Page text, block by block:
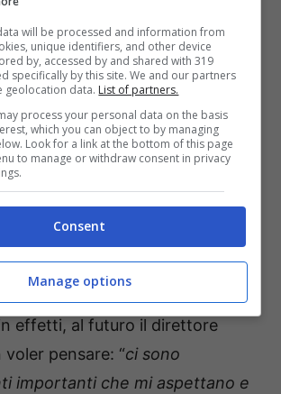
addio al GF? Intanto il direttore va in
eva3000_official) ot11ot2.it
Chi e presentatore si mostra
“irriconoscibile” dal solito; un
pensare a nulla. Un periodo di
che non ammette disturbo,
effetti, al futuro il direttore
pensare: “ci sono
importanti che mi aspettano e
will be processed and information from
unique identifiers, and other device
by, accessed by and shared with 319
specifically by this site. We and our partners
geolocation data. List of partners.
process your personal data on the basis
which you can object to by managing
Look for a link at the bottom of this page
to manage or withdraw consent in privacy
Consent
Manage options